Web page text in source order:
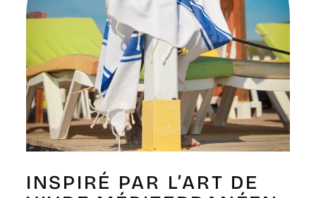
INSPIRÉ PAR L’ART DE